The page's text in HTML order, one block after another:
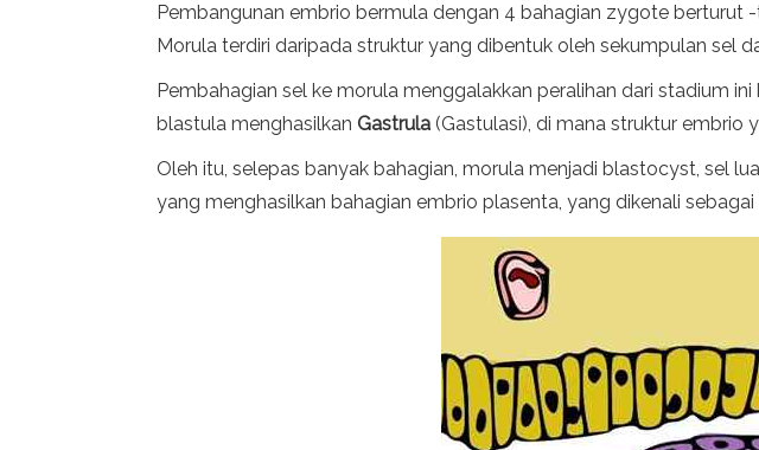
Pembangunan embrio bermula dengan 4 bahagian zygote berturut
Morula terdiri daripada struktur yang dibentuk oleh sekumpulan sel
Pembahagian sel ke morula menggalakkan peralihan dari stadium
blastula menghasilkan Gastrula (Gastulasi), di mana struktur embrio
Oleh itu, selepas banyak bahagian, morula menjadi blastocyst, sel
yang menghasilkan bahagian embrio plasenta, yang dikenali sebagai